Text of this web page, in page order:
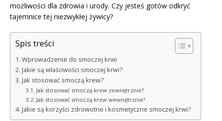
możliwości dla zdrowia i urody. Czy jesteś gotów odkryć
tajemnice tej niezwykłej żywicy?
Spis treści
Wprowadzenie do smoczej krwi
Jakie są właściwości smoczej krwi?
Jak stosować smoczą krew?
Jak stosować smoczą krew zewnętrznie?
Jak stosować smoczą krew wewnętrznie?
Jakie są korzyści zdrowotne i kosmetyczne smoczej krwi?